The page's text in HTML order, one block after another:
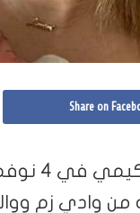
Share on
من وادي زم